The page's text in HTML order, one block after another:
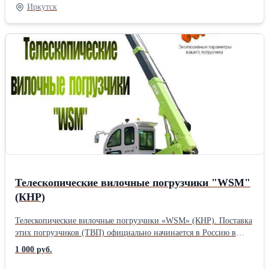
повышенной нагрузки на передний мост), поворотные задние,
полноприводный. Навесное быстросменное оборудование около
16 видов. Эксклюзивные параметры вашего погрузчика по
уникальной Системе «SUPRM» (опция). Гарантия 1 год / 1000 м/
ч наработки. Склад запчастей в РФ. Гарантийное и сервисное
сопровождение. Сертификат РФ. Информация (904) 13-88-951
www.tsam38.ru https://youtu.be/Y6Z9h_Onl_EТип двигателя:
Дизельные Тип ходовой: Колесные Владельцев по ПТС: 1
Состояние: Новое
Иркутск
Телескопические вилочные погрузчики "WSM"
(КНР)
Телескопические вилочные погрузчики «WSM» (КНР). Поставка
этих погрузчиков (ТВП) официально начинается в Россию в
первом квартале 2023г. и будет представлена основными
моделями WSM - 735 / 740, грузоподъемностью 3,5 / 4 т, вылет
1 000 руб.